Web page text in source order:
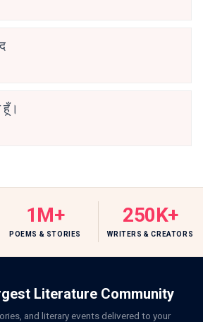
हूँ।
1M+
POEMS & STORIES
250K+
WRITERS & CREATORS
Literature Community
and literary events delivered to your